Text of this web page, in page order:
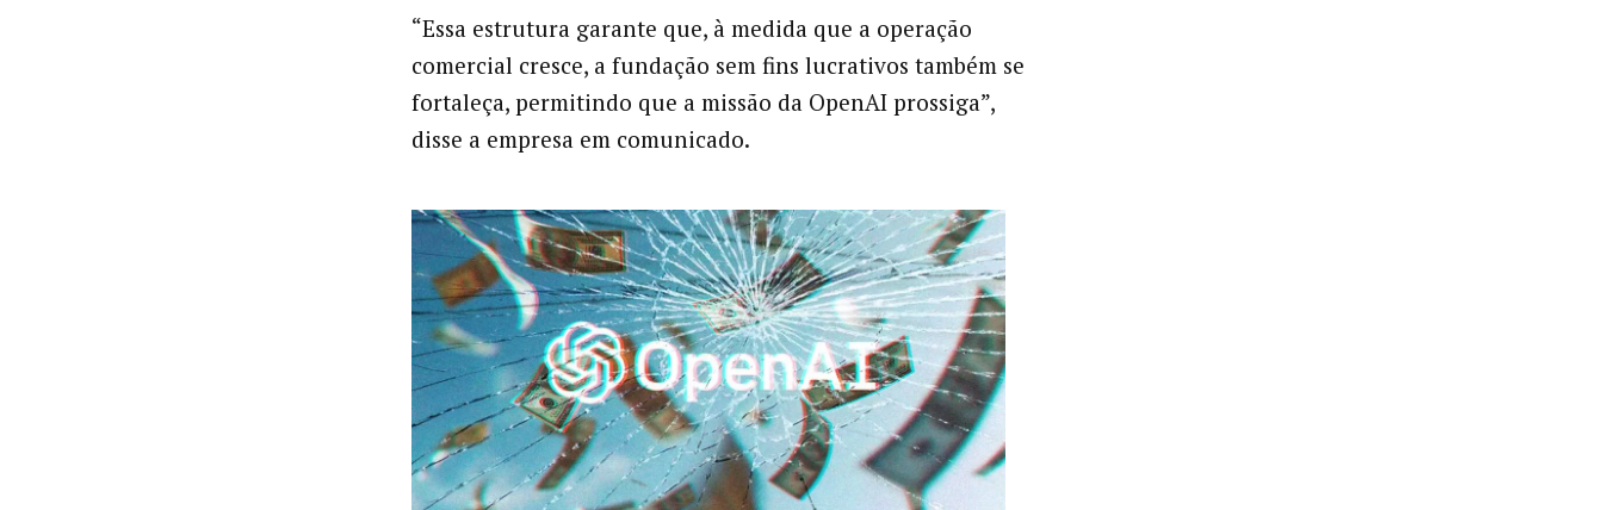
“Essa estrutura garante que, à medida que a operação
comercial cresce, a fundação sem fins lucrativos também se
fortaleça, permitindo que a missão da OpenAI prossiga”,
disse a empresa em comunicado.